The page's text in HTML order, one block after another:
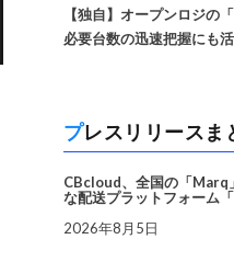
【独自】オープンロジの
必要台数の迅速把握にも
プレスリリース
CBcloud、全国の「Marq
な配送プラットフォーム
2026年8月5日